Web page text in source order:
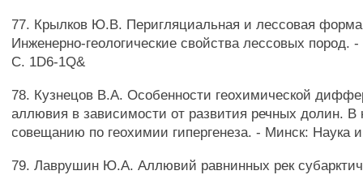
77. Крылков Ю.В. Перигляциальная и лессовая
Инженерно-геологические свойства лессовых пород.
С. 1D6-1Q&
78. Кузнецов В.А. Особенности геохимической
аллювия в зависимости от развития речных долин. В
совещанию по геохимии гипергенеза. - Минск: Наука
79. Лаврушин Ю.А. Аллювий равнинных рек